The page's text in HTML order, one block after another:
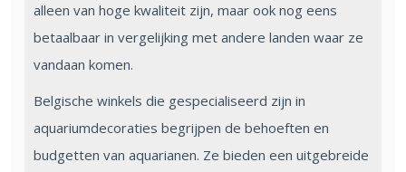
alleen van hoge kwaliteit zijn, maar ook nog eens
betaalbaar in vergelijking met andere landen waar ze
vandaan komen.
Belgische winkels die gespecialiseerd zijn in
aquariumdecoraties begrijpen de behoeften en
budgetten van aquarianen. Ze bieden een uitgebreide